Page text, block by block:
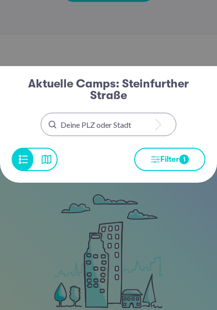
Aktuelle Camps: Steinfurther
Straße
Filter 1